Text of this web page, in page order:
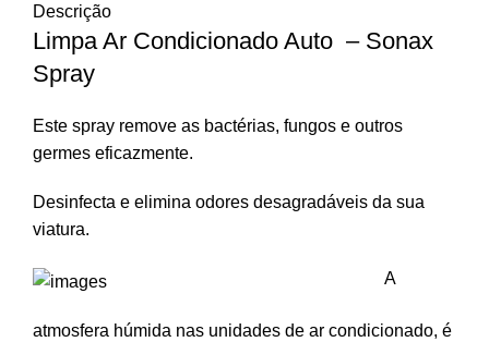
Descrição
Limpa Ar Condicionado Auto – Sonax
Spray
Este spray remove as bactérias, fungos e outros
germes eficazmente.
Desinfecta e elimina odores desagradáveis da sua
viatura.
A
atmosfera húmida nas unidades de ar condicionado, é